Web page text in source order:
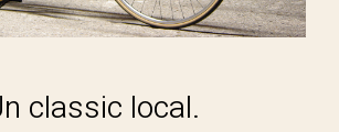
classic local.